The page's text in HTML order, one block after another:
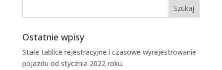
Ostatnie wpisy
Stałe tablice rejestracyjne i czasowe wyrejestrowanie
pojazdu od stycznia 2022 roku.